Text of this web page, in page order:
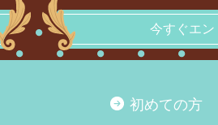
今すぐエン
初めての方